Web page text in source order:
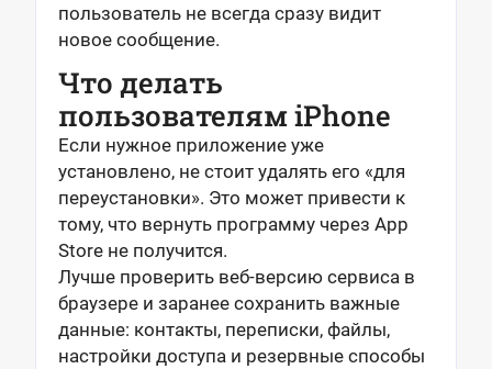
пользователь не всегда сразу видит
новое сообщение.
Что делать
пользователям iPhone
Если нужное приложение уже
установлено, не стоит удалять его «для
переустановки». Это может привести к
тому, что вернуть программу через App
Store не получится.
Лучше проверить веб-версию сервиса в
браузере и заранее сохранить важные
данные: контакты, переписки, файлы,
настройки доступа и резервные способы